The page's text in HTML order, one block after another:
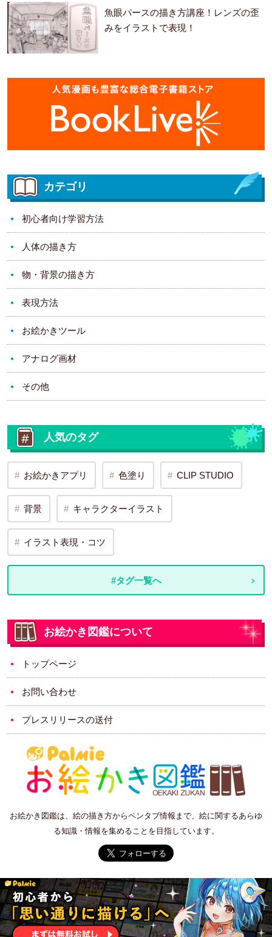
魚眼パースの描き方講座！レンズの歪
みをイラストで表現！
カテゴリ
初心者向け学習方法
人体の描き方
物・背景の描き方
表現方法
お絵かきツール
アナログ画材
その他
人気のタグ
お絵かきアプリ 色塗り CLIP STUDIO
背景 キャラクターイラスト
イラスト表現・コツ
#タグ一覧へ
お絵かき図鑑について
トップページ
お問い合わせ
プレスリリースの送付
お絵かき図鑑は、絵の描き方からペンタブ情報まで、絵に関するあらゆ
る知識・情報を集めることを目指しています。